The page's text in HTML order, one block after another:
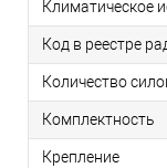
Климатическое
Код в реестре
Количество
Комплектность
Крепление